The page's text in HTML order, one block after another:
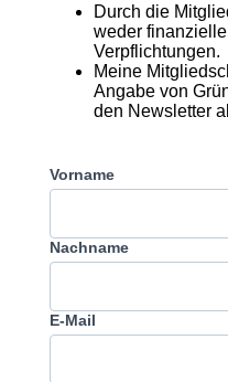
Durch die
weder
Verpflichtungen.
Meine
Angabe von
den Newsletter
Vorname
Nachname
E-Mail